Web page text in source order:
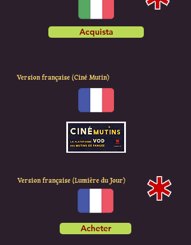
Acquista
Version française (Ciné Mutin)
Version française (Lumière du Jour)
Acheter